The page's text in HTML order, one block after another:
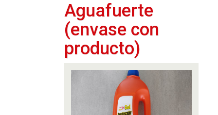
Aguafuerte
(envase con
producto)